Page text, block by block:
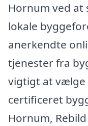
Hornum ved at
lokale
anerkendte
tjenester fra
vigtigt at vælge
certificeret
Hornum,